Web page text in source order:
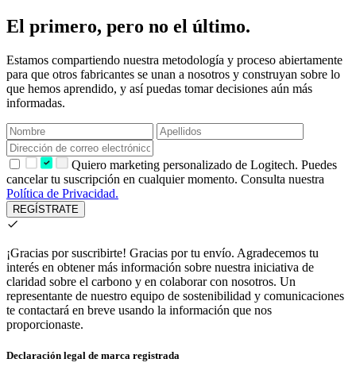
El primero, pero no el último.
Estamos compartiendo nuestra metodología y proceso abiertamente
para que otros fabricantes se unan a nosotros y construyan sobre lo
que hemos aprendido, y así puedas tomar decisiones aún más
informadas.
Quiero marketing personalizado de Logitech. Puedes
cancelar tu suscripción en cualquier momento. Consulta nuestra
Política de Privacidad.
REGÍSTRATE
¡Gracias por suscribirte! Gracias por tu envío. Agradecemos tu
interés en obtener más información sobre nuestra iniciativa de
claridad sobre el carbono y en colaborar con nosotros. Un
representante de nuestro equipo de sostenibilidad y comunicaciones
te contactará en breve usando la información que nos
proporcionaste.
Declaración legal de marca registrada